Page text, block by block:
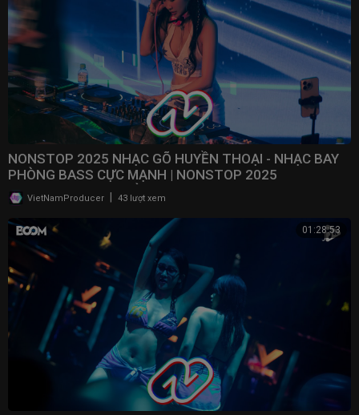
NONSTOP 2025 NHẠC GÕ HUYỀN THOẠI - NHẠC BAY
PHÒNG BASS CỰC MẠNH | NONSTOP 2025
VINAHOUSE BAY PHÒNG
VietNamProducer 43 lượt xem
01:28:53